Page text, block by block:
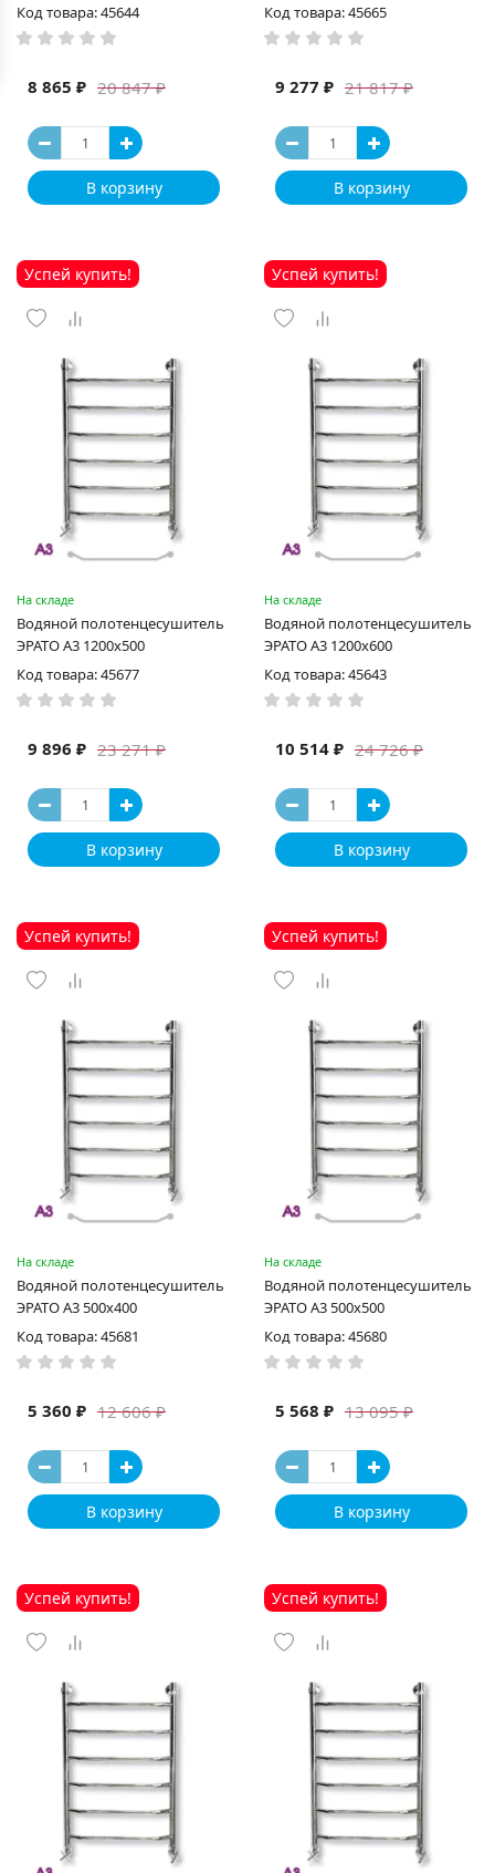
Код товара: 45644
20 847 ₽
8 865 ₽
В корзину
Код товара: 45665
21 817 ₽
9 277 ₽
В корзину
Успей купить!
На складе
Водяной полотенцесушитель
ЭРАТО А3 1200x500
Код товара: 45677
23 271 ₽
9 896 ₽
В корзину
Успей купить!
На складе
Водяной полотенцесушитель
ЭРАТО А3 1200x600
Код товара: 45643
24 726 ₽
10 514 ₽
В корзину
Успей купить!
На складе
Водяной полотенцесушитель
ЭРАТО А3 500x400
Код товара: 45681
12 606 ₽
5 360 ₽
В корзину
Успей купить!
На складе
Водяной полотенцесушитель
ЭРАТО А3 500x500
Код товара: 45680
13 095 ₽
5 568 ₽
В корзину
Успей купить! Успей купить!